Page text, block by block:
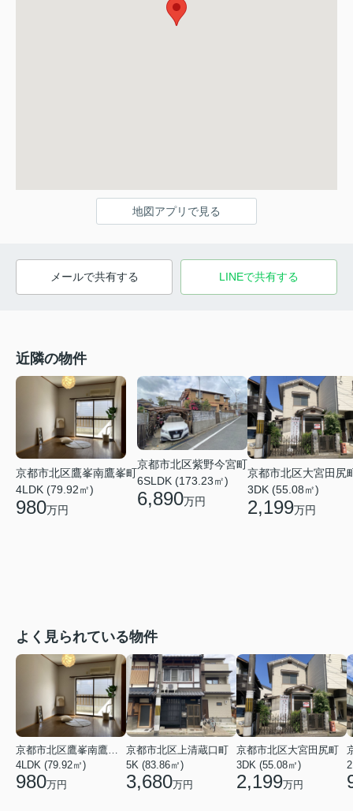
地図アプリで見る
メールで共有する LINEで共有する
近隣の物件
京都市北区鷹峯南鷹峯町
4LDK (79.92㎡)
980万円
京都市北区紫野今宮町
6SLDK (173.23㎡)
6,890万円
京都市北区大宮田尻
3DK (55.08㎡)
2,199万円
よく見られている物件
4LDK (79.92㎡)
980万円
京都市北区上清蔵口町
5K (83.86㎡)
3,680万円
京都市北区大宮田尻町
3DK (55.08㎡)
2,199万円